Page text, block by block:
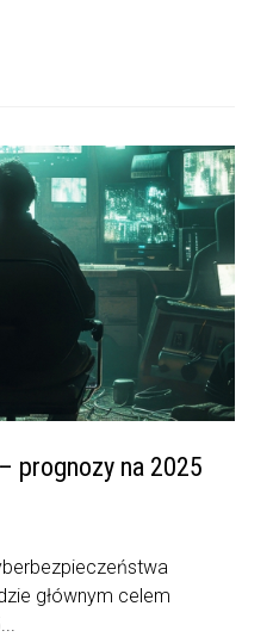
prognozy na 2025
głównym celem